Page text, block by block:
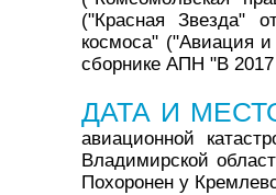
("Красная Звезда"
космоса" ("Авиация
сборнике АПН "В 2017
ДАТА И
авиационной
Владимирской
Похоронен у